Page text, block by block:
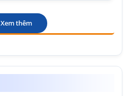
Xem thêm